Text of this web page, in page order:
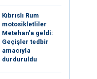
Kıbrıslı Rum
motosikletliler
Metehan’a geldi:
Geçişler tedbir
amacıyla
durduruldu